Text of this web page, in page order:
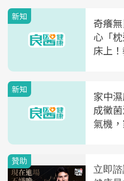
新知
奇癢
心「
床上
新知
家中
成黴
氣機